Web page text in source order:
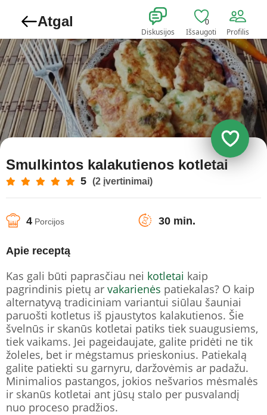
Atgal
Diskusijos
0
Išsaugoti Profilis
Smulkintos kalakutienos kotletai
5 (2 įvertinimai)
4 Porcijos 30 min.
Apie receptą
Kas gali būti paprasčiau nei kotletai kaip
pagrindinis pietų ar vakarienės patiekalas? O kaip
alternatyvą tradiciniam variantui siūlau šauniai
paruošti kotletus iš pjaustytos kalakutienos. Šie
švelnūs ir skanūs kotletai patiks tiek suaugusiems,
tiek vaikams. Jei pageidaujate, galite pridėti ne tik
žoleles, bet ir mėgstamus prieskonius. Patiekalą
galite patiekti su garnyru, daržovėmis ar padažu.
Minimalios pastangos, jokios nešvarios mėsmalės
ir skanūs kotletai ant jūsų stalo per pusvalandį
nuo proceso pradžios.